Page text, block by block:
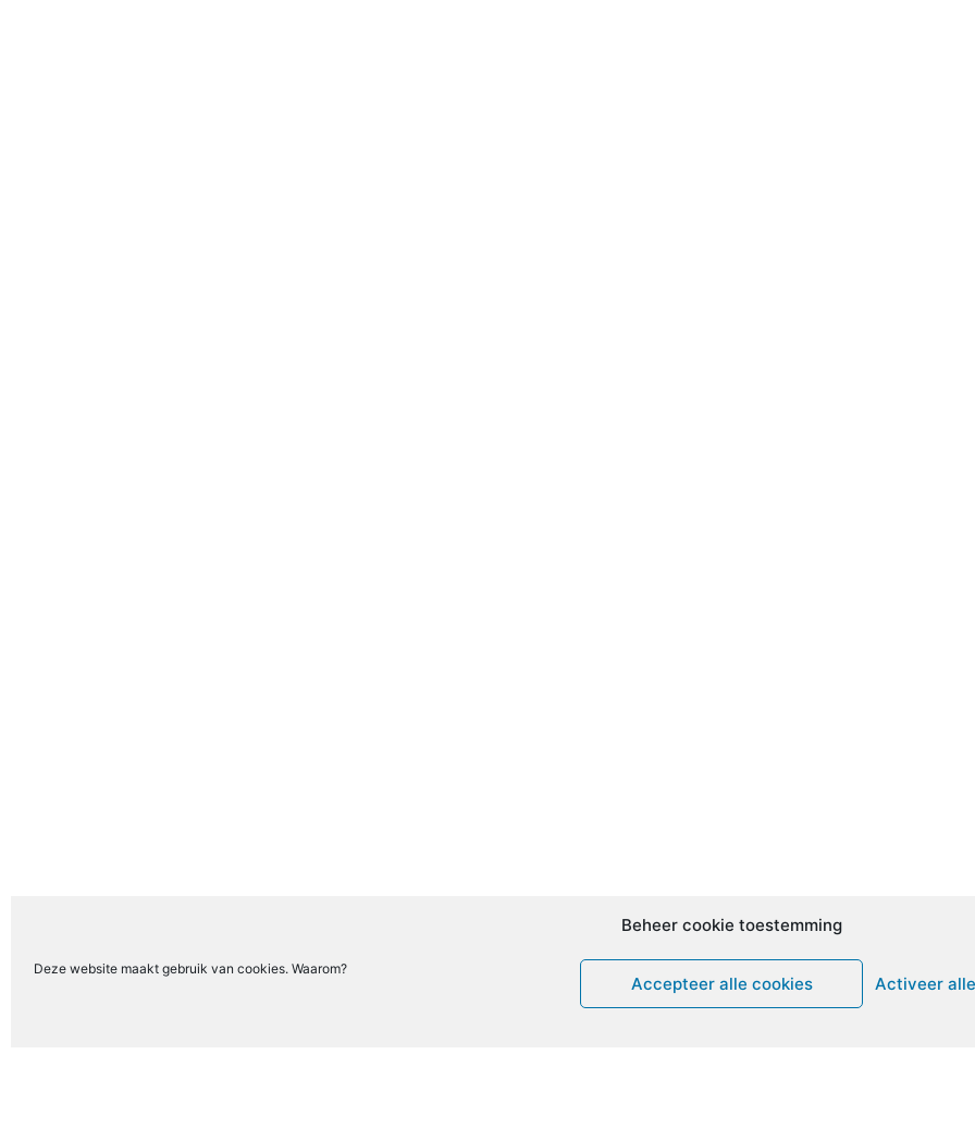
Beheer cookie toestemming
Deze website maakt gebruik van cookies. Waarom?
Accepteer alle cookies Activeer